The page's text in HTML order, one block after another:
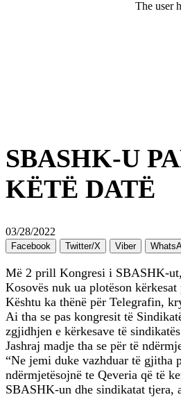
SBASHK-U
KËTË DATË
03/28/2022
Facebook Twitter/X Viber
Më 2 prill Kongresi i SBASHK-ut,
Kosovës nuk ua plotëson
Kështu ka thënë për Telegrafin,
Ai tha se pas kongresit të
zgjidhjen e kërkesave të
Jashraj madje tha se për të
“Ne jemi duke vazhduar të gjitha
ndërmjetësojnë te Qeveria që të
SBASHK-un dhe sindikatat tjera,